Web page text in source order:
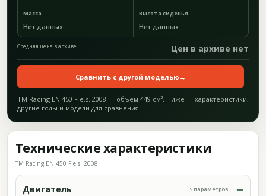
Масса
Нет данных
Высота сиденья
Нет данных
Средняя цена в архиве Цен в архиве нет
Сравнить с другой моделью →
TM Racing EN 450 F e.s. 2008 — объём 449 см³. Ниже — характеристики,
другие годы и модели для сравнения.
Технические характеристики
TM Racing EN 450 F e.s. 2008
Двигатель 5 параметров